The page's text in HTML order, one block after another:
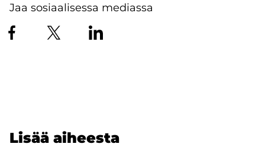
Jaa sosiaalisessa mediassa
Lisää ai­hees­ta